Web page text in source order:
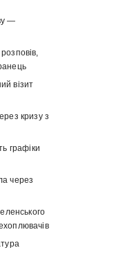
—
візит
кризу з
графіки
через